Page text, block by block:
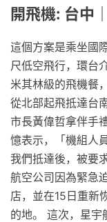
開飛機: 台中
這個方案是乘坐國
尺低空飛行，環台
米其林級的飛機餐
從北部起飛抵達台
市長黃偉哲拿伴手
憶表示，「機組人
我們抵達後，被要
航空公司因為緊急
店，並在15日重新
的地。 這次，星宇